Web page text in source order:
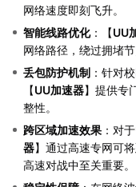
网络速度即刻飞升。
智能线路优化：【UU
网络路径，绕过拥堵
丢包防护机制 ：针对
【UU加速器】提供专
整性。
跨区域加速效果 ：对
器】通过高速专网可
高速对战中至关重要。